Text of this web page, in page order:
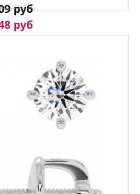
руб
руб